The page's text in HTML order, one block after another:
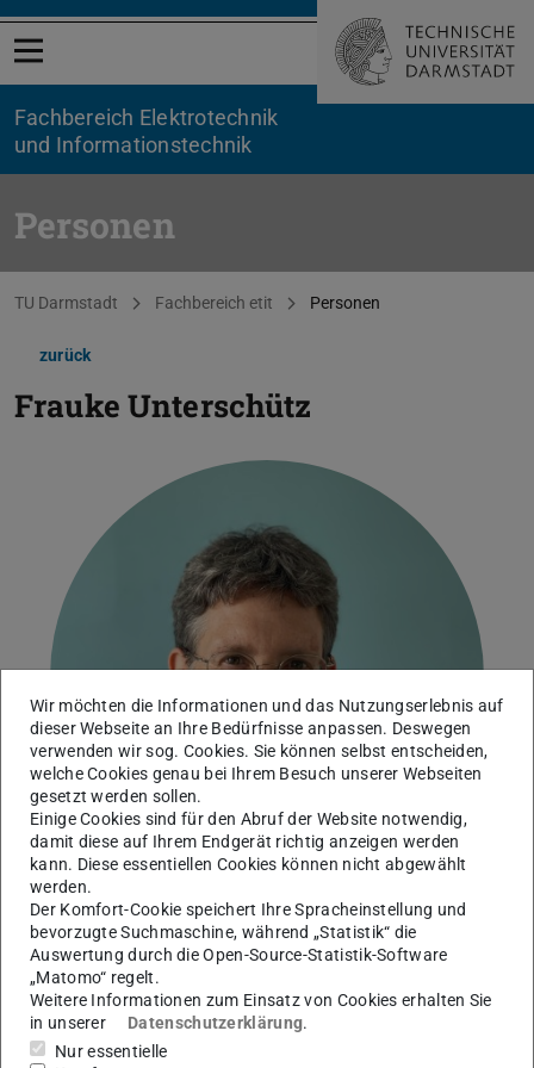
Menü öffnen
Fachbereich Elektrotechnik
und Informationstechnik
Personen
Sie befinden sich hier:
TU Darmstadt Fachbereich etit Personen
zurück
Frauke Unterschütz
Prüfungsmanagement Informationssystemtechnik
abwesend
Arbeitsgebiet(e)
Wir möchten die Informationen und das Nutzungserlebnis auf
dieser Webseite an Ihre Bedürfnisse anpassen. Deswegen
verwenden wir sog. Cookies. Sie können selbst entscheiden,
welche Cookies genau bei Ihrem Besuch unserer Webseiten
gesetzt werden sollen.
Einige Cookies sind für den Abruf der Website notwendig,
damit diese auf Ihrem Endgerät richtig anzeigen werden
kann. Diese essentiellen Cookies können nicht abgewählt
werden.
Der Komfort-Cookie speichert Ihre Spracheinstellung und
bevorzugte Suchmaschine, während „Statistik“ die
Auswertung durch die Open-Source-Statistik-Software
„Matomo“ regelt.
Weitere Informationen zum Einsatz von Cookies erhalten Sie
in unserer
Datenschutzerklärung.
Nur essentielle